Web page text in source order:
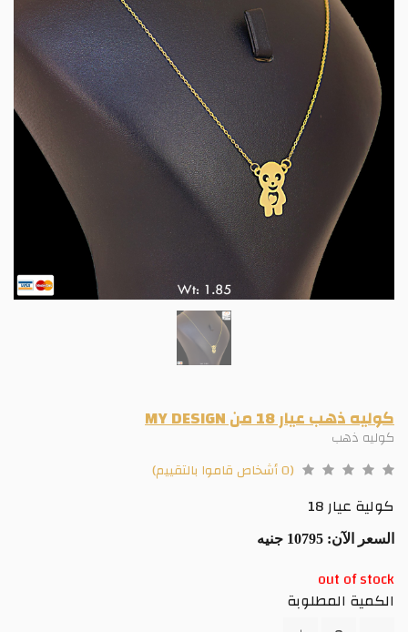
كوليه ذهب عيار 18 من MY DESIGN
كوليه ذهب
(0 أشخاص قاموا بالتقييم)
كولية عيار 18
السعر الآن:
out of stock
الكمية المطلوبة